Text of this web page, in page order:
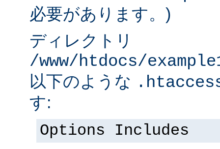
必要があります。)
ディレクトリ
/www/htdocs/
以下のような
す:
Options Includes